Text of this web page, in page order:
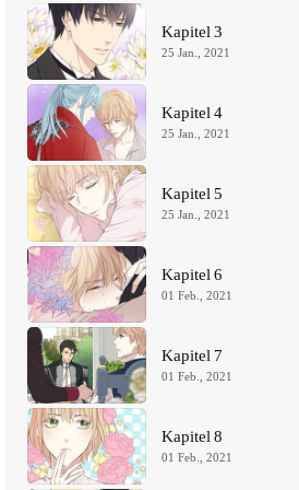
Kapitel 3
25 Jan., 2021
Kapitel 4
25 Jan., 2021
Kapitel 5
25 Jan., 2021
Kapitel 6
01 Feb., 2021
Kapitel 7
01 Feb., 2021
Kapitel 8
01 Feb., 2021